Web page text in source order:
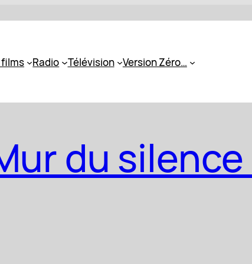
films Radio Télévision Version Zéro…
du silence